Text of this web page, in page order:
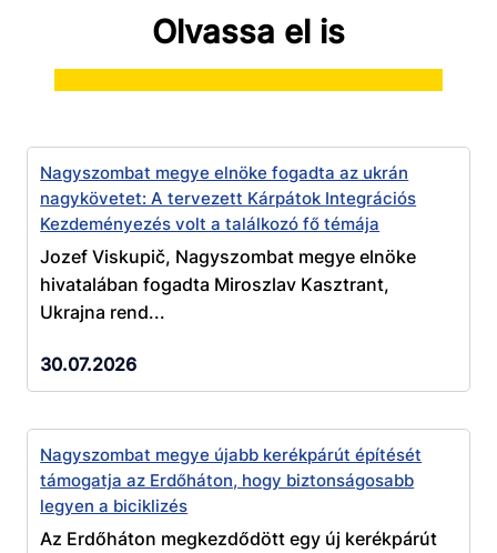
Olvassa el is
Nagyszombat megye elnöke fogadta az ukrán
nagykövetet: A tervezett Kárpátok Integrációs
Kezdeményezés volt a találkozó fő témája
Jozef Viskupič, Nagyszombat megye elnöke
hivatalában fogadta Miroszlav Kasztrant,
Ukrajna rend...
30.07.2026
Nagyszombat megye újabb kerékpárút építését
támogatja az Erdőháton, hogy biztonságosabb
legyen a biciklizés
Az Erdőháton megkezdődött egy új kerékpárút